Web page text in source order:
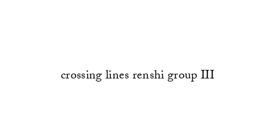
crossing lines renshi group III